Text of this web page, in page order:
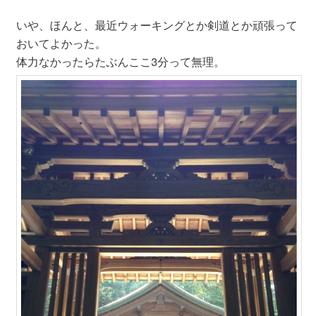
いや、ほんと、最近ウォーキングとか剣道とか頑張って
おいてよかった。
体力なかったらたぶんここ3分って無理。